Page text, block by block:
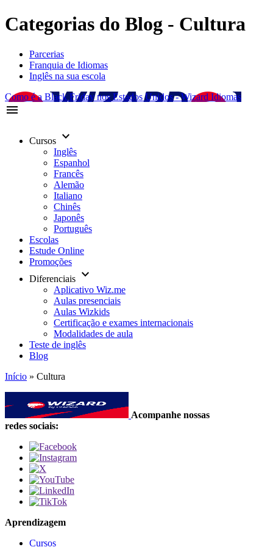
Categorias do Blog - Cultura
Parcerias
Franquia de Idiomas
Inglês na sua escola
Como é a Black Friday nos Estados Unidos - Wizard Idiomas
menu
Cursos keyboard_arrow_down
Inglês
Espanhol
Francês
Alemão
Italiano
Chinês
Japonês
Português
Escolas
Estude Online
Promoções
Diferenciais keyboard_arrow_down
Aplicativo Wiz.me
Aulas presenciais
Aulas Wizkids
Certificação e exames internacionais
Modalidades de aula
Teste de inglês
Blog
Início » Cultura
Acompanhe nossas
redes sociais:
Aprendizagem
Cursos